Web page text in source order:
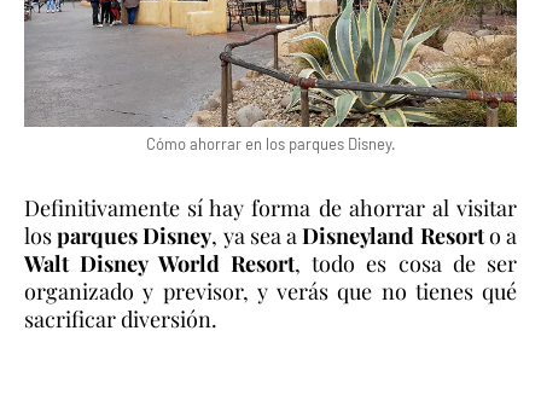
Cómo ahorrar en los parques Disney.
Definitivamente sí hay forma de ahorrar al visitar
losparques Disney, ya sea aDisneyland Resorto a
Walt Disney World Resort, todo es cosa de ser
organizado y previsor, y verás que no tienes qué
sacrificar diversión.